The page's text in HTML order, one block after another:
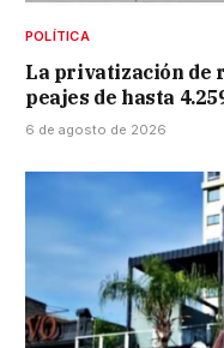
POLÍTICA
La privatización de
peajes de hasta
6 de agosto de 2026